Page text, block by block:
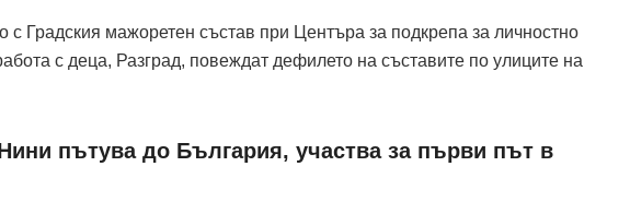
с Градския мажоретен състав при Центъра за подкрепа за личностно
с деца, Разград, повеждат дефилето на съставите по улиците на
пътува до България, участва за първи път в